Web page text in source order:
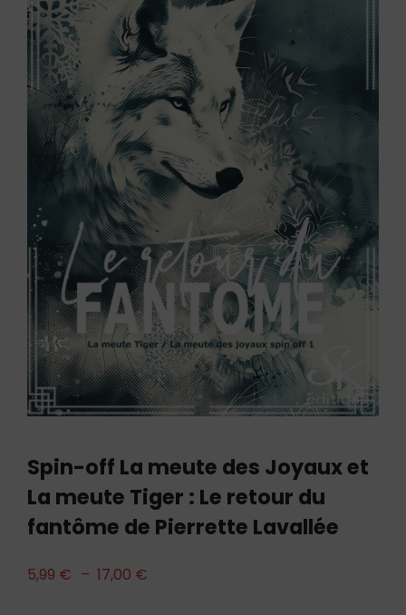
Spin-off La meute des Joyaux et
La meute Tiger : Le retour du
fantôme de Pierrette Lavallée
5,99 € – 17,00 €